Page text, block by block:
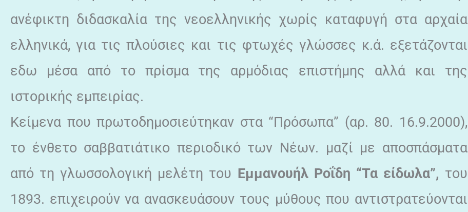
ανέφικτη διδασκαλία της νεοελληνικής χωρίς καταφυγή στα αρχαία
ελληνικά, για τις πλούσιες και τις φτωχές γλώσσες κ.ά. εξετάζονται
εδω μέσα από το πρίσμα της αρμόδιας επιστήμης αλλά και της
ιστορικής εμπειρίας.
Κείμενα που πρωτοδημοσιεύτηκαν στα “Πρόσωπα” (αρ. 80. 16.9.2000),
το ένθετο σαββατιάτικο περιοδικό των Νέων. μαζί με αποσπάσματα
από τη γλωσσολογική μελέτη του Εμμανουήλ Ροΐδη “Τα είδωλα”, του
1893. επιχειρούν να ανασκευάσουν τους μύθους που αντιστρατεύονται